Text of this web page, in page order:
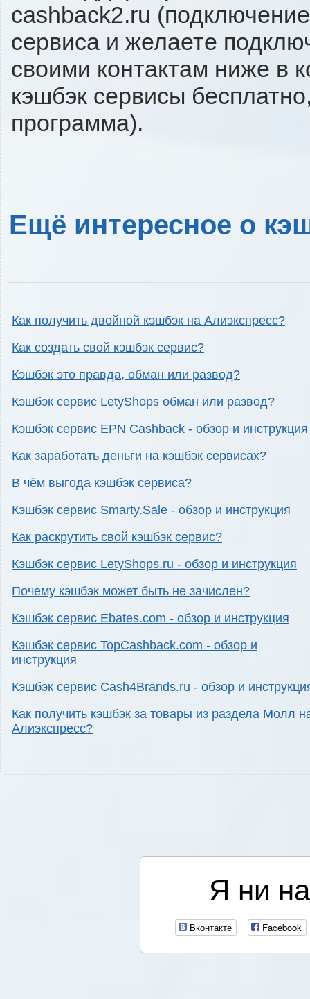
cashback2.ru
сервиса и желаете
своими контактам ниже в
кэшбэк сервисы
программа).
Ещё интересное о
Как получить двойной кэшбэк на Алиэкспресс?
Как создать свой кэшбэк сервис?
Кэшбэк это правда, обман или развод?
Кэшбэк сервис LetyShops обман или развод?
Кэшбэк сервис EPN Cashback - обзор и инструкция
Как заработать деньги на кэшбэк сервисах?
В чём выгода кэшбэк сервиса?
Кэшбэк сервис Smarty.Sale - обзор и инструкция
Как раскрутить свой кэшбэк сервис?
Кэшбэк сервис LetyShops.ru - обзор и инструкция
Почему кэшбэк может быть не зачислен?
Кэшбэк сервис Ebates.com - обзор и инструкция
Кэшбэк сервис TopCashback.com - обзор и
инструкция
Кэшбэк сервис Cash4Brands.ru - обзор и
Как получить кэшбэк за товары из раздела Молл
Алиэкспресс?
Я ни
Вконтакте Facebook